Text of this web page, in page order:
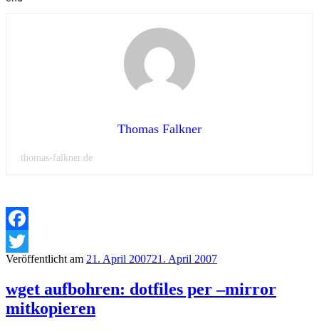
Thomas Falkner
thomas-falkner.de
Facebook
Twitter
Veröffentlicht am 21. April 200721. April 2007
wget aufbohren: dotfiles per –mirror
mitkopieren